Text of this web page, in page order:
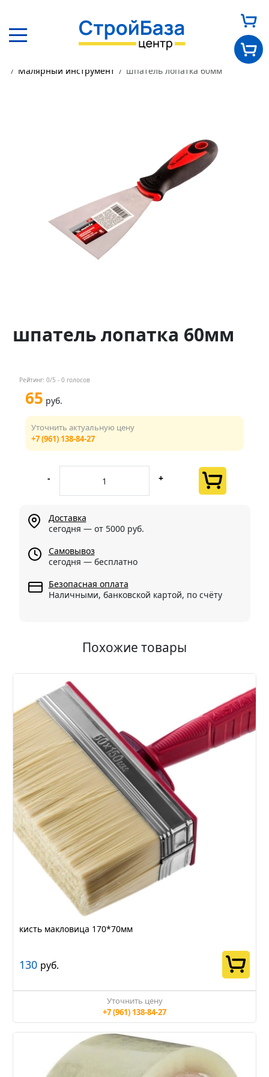
Каталог
Оплата и доставка
+7 (961) 138-84-27
Малярный инструмент
шпатель лопатка 60мм
шпатель лопатка 60мм
Рейтинг: 0/5 - 0 голосов
65 руб.
Уточнить актуальную цену
+7 (961) 138-84-27
- +
Доставка
сегодня — от 5000 руб.
Самовывоз
сегодня — бесплатно
Безопасная оплата
Наличными, банковской картой, по счёту
Похожие товары
кисть макловица 170*70мм
130 руб.
Уточнить цену
+7 (961) 138-84-27